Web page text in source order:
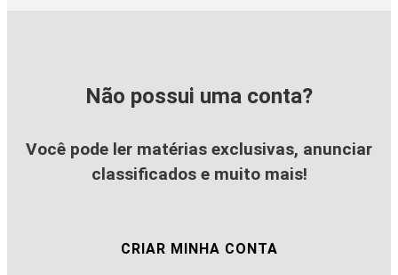
Não possui uma conta?
Você pode ler matérias exclusivas, anunciar
classificados e muito mais!
CRIAR MINHA CONTA